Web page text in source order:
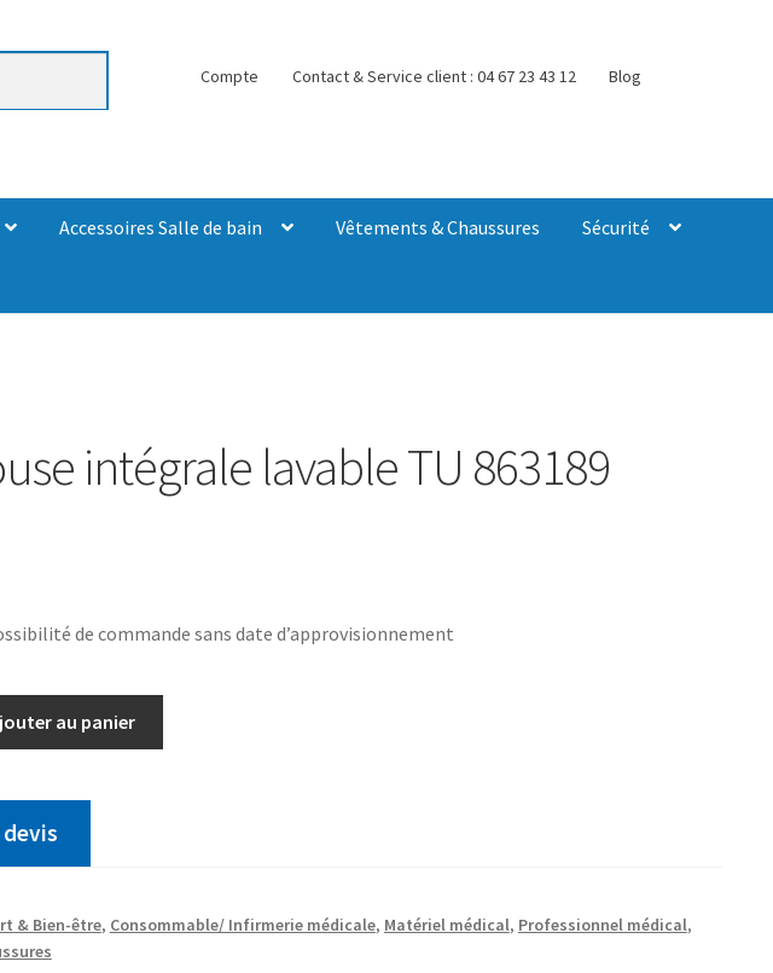
Compte Contact & Service client : 04 67 23 43 12 Blog
Accessoires Salle de bain Vêtements & Chaussures Sécurité
intégrale lavable TU 863189
de commande sans date d’approvisionnement
au panier
& Bien-être, Consommable/ Infirmerie médicale, Matériel médical, Professionnel médical,